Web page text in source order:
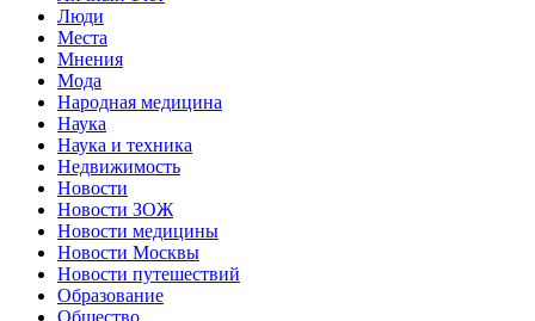
Люди
Места
Мнения
Мода
Народная медицина
Наука
Наука и техника
Недвижимость
Новости
Новости ЗОЖ
Новости медицины
Новости Москвы
Новости путешествий
Образование
Общество